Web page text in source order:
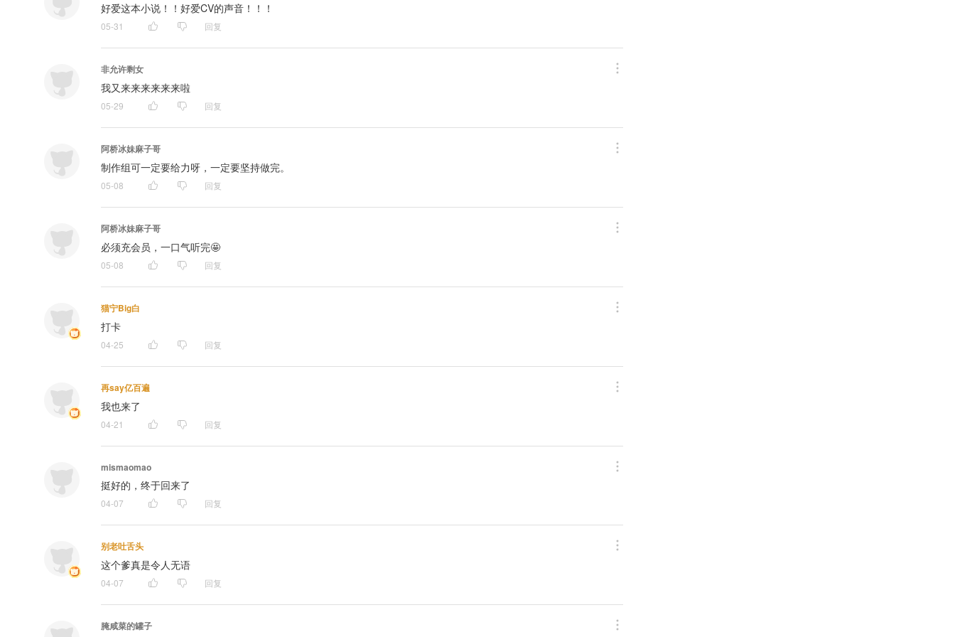
好爱这本小说！！好爱CV的声音！！！
05-31 回复
非允许剩女
我又来来来来来来啦
05-29 回复
阿桥冰妹麻子哥
制作组可一定要给力呀，一定要坚持做完。
05-08 回复
阿桥冰妹麻子哥
必须充会员，一口气听完🤩
05-08 回复
猫宁Big白
打卡
04-25 回复
再say亿百遍
我也来了
04-21 回复
mismaomao
挺好的，终于回来了
04-07 回复
别老吐舌头
这个爹真是令人无语
04-07 回复
腌咸菜的罐子